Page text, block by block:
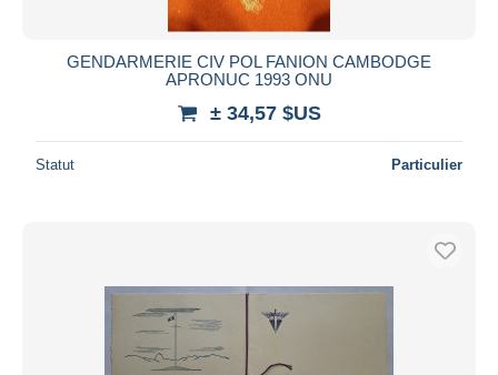
GENDARMERIE CIV POL FANION CAMBODGE
APRONUC 1993 ONU
± 34,57 $US
Statut Particulier